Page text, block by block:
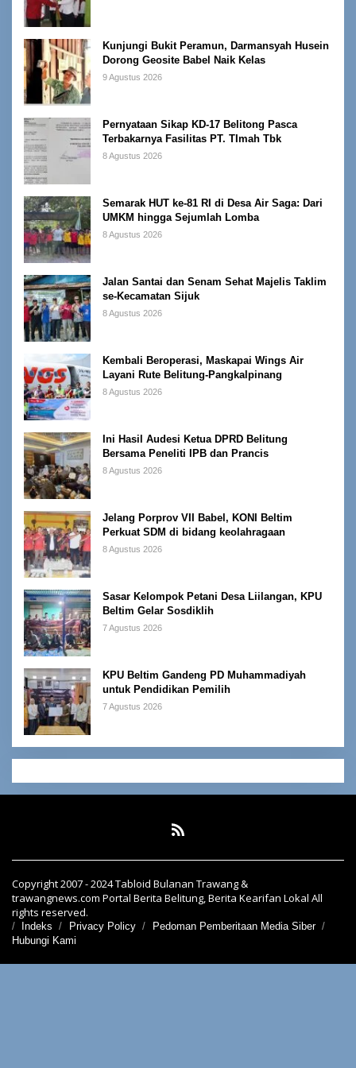
Kunjungi Bukit Peramun, Darmansyah Husein
Dorong Geosite Babel Naik Kelas
9 Agustus 2026
Pernyataan Sikap KD-17 Belitong Pasca
Terbakarnya Fasilitas PT. TImah Tbk
8 Agustus 2026
Semarak HUT ke-81 RI di Desa Air Saga: Dari
UMKM hingga Sejumlah Lomba
8 Agustus 2026
Jalan Santai dan Senam Sehat Majelis Taklim
se-Kecamatan Sijuk
8 Agustus 2026
Kembali Beroperasi, Maskapai Wings Air
Layani Rute Belitung-Pangkalpinang
8 Agustus 2026
Ini Hasil Audesi Ketua DPRD Belitung
Bersama Peneliti IPB dan Prancis
8 Agustus 2026
Jelang Porprov VII Babel, KONI Beltim
Perkuat SDM di bidang keolahragaan
8 Agustus 2026
Sasar Kelompok Petani Desa Liilangan, KPU
Beltim Gelar Sosdiklih
7 Agustus 2026
KPU Beltim Gandeng PD Muhammadiyah
untuk Pendidikan Pemilih
7 Agustus 2026
Copyright 2007 - 2024 Tabloid Bulanan Trawang &
trawangnews.com Portal Berita Belitung, Berita Kearifan Lokal All
rights reserved.
Indeks Privacy Policy
Pedoman Pemberitaan Media Siber
Hubungi Kami